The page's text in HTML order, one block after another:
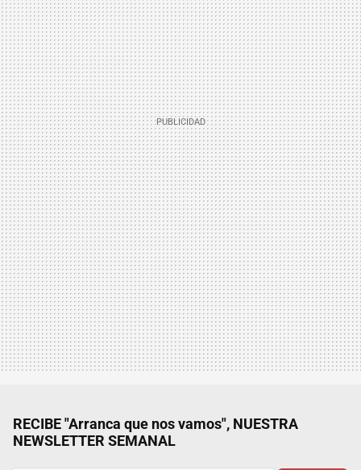
RECIBE "Arranca que nos vamos", NUESTRA
NEWSLETTER SEMANAL